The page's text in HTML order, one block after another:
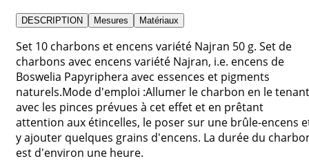
DESCRIPTION Mesures Matériaux
Set 10 charbons et encens variété Najran 50 g. Set de
charbons avec encens variété Najran, i.e. encens de
Boswelia Papyriphera avec essences et pigments
naturels.Mode d'emploi :Allumer le charbon en le tenant
avec les pinces prévues à cet effet et en prêtant
attention aux étincelles, le poser sur une brûle-encens
y ajouter quelques grains d'encens. La durée du
est d'environ une heure.